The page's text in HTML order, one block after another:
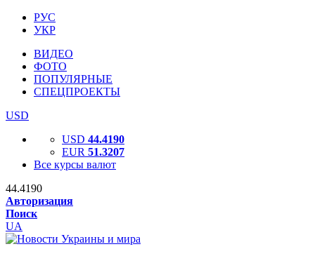
РУС
УКР
ВИДЕО
ФОТО
ПОПУЛЯРНЫЕ
СПЕЦПРОЕКТЫ
USD
USD 44.4190
EUR 51.3207
Все курсы валют
44.4190
Авторизация
Поиск
UA